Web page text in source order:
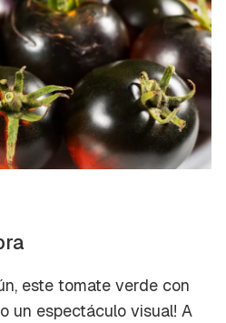
este tomate verde con
un espectáculo visual! A